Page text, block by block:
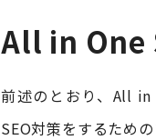
All in One
前述のとおり、All in
SEO対策をするための